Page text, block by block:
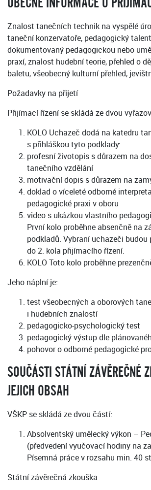
Znalost tanečních technik na vyspělé
taneční konzervatoře, pedagogický
dokumentovaný pedagogickou nebo
praxí, znalost hudební teorie, přehled o
baletu, všeobecný kulturní přehled,
Požadavky na přijetí
Přijímací řízení se skládá ze dvou
KOLO Uchazeč dodá na katedru
s přihláškou tyto podklady:
profesní životopis s důrazem na
tanečního vzdělání
motivační dopis s důrazem na
doklad o víceleté odborné
pedagogické praxi v oboru
video s ukázkou vlastního
První kolo proběhne absenčně na
podkladů. Vybraní uchazeči
do 2. kola přijímacího řízení.
KOLO Toto kolo proběhne
Jeho náplní je:
test všeobecných a oborových
i hudebních znalostí
pedagogicko-psychologický test
pedagogický výstup dle
pohovor o odborné pedagogické
SOUČÁSTI STÁTNÍ ZÁVĚREČNÉ
JEJICH OBSAH
VŠKP se skládá ze dvou částí:
Absolventský umělecký výkon –
(předvedení vyučovací hodiny na
Písemná práce v rozsahu min. 40
Státní závěrečná zkouška